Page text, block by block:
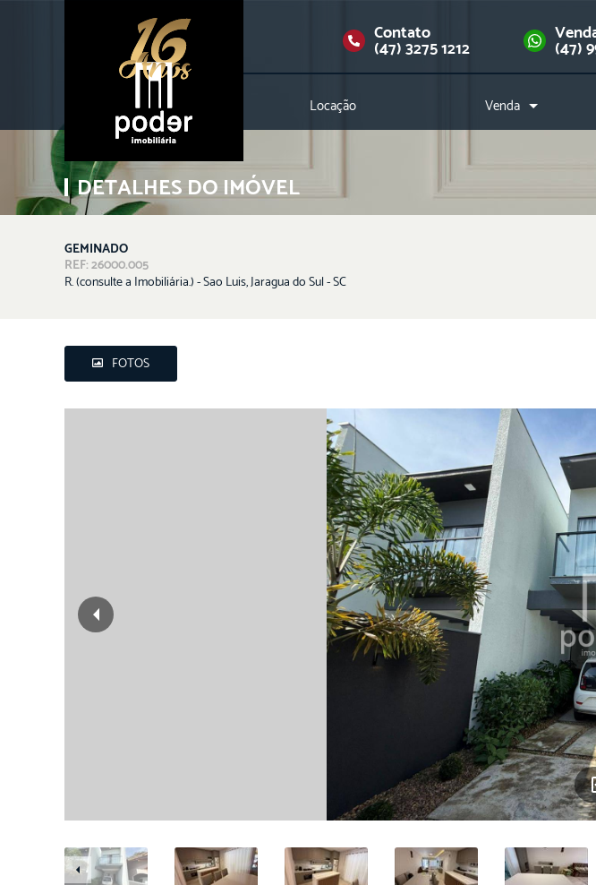
Contato
(47) 3275 1212 (47)
Locação Venda
DETALHES DO IMÓVEL
GEMINADO
REF: 26000.005
R. (consulte a Imobiliária.) - Sao Luis, Jaragua do Sul - SC
FOTOS